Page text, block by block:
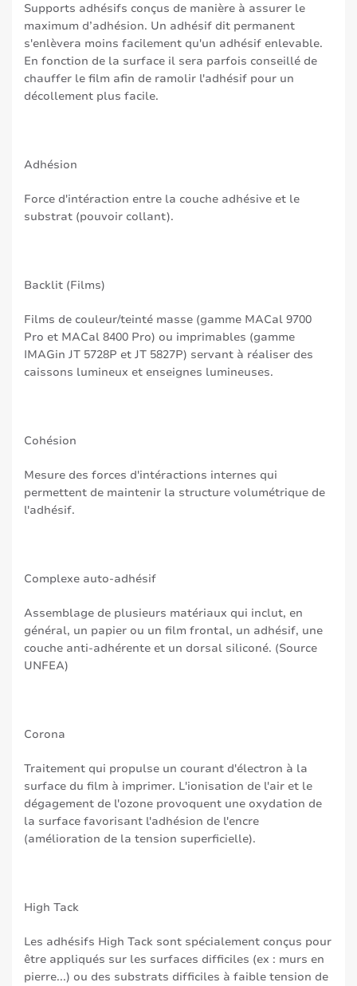
Supports adhésifs conçus de manière à assurer le
maximum d’adhésion. Un adhésif dit permanent
s'enlèvera moins facilement qu'un adhésif enlevable.
En fonction de la surface il sera parfois conseillé de
chauffer le film afin de ramolir l'adhésif pour un
décollement plus facile.
Adhésion
Force d'intéraction entre la couche adhésive et le
substrat (pouvoir collant).
Backlit (Films)
Films de couleur/teinté masse (gamme MACal 9700
Pro et MACal 8400 Pro) ou imprimables (gamme
IMAGin JT 5728P et JT 5827P) servant à réaliser des
caissons lumineux et enseignes lumineuses.
Cohésion
Mesure des forces d'intéractions internes qui
permettent de maintenir la structure volumétrique de
l'adhésif.
Complexe auto-adhésif
Assemblage de plusieurs matériaux qui inclut, en
général, un papier ou un film frontal, un adhésif, une
couche anti-adhérente et un dorsal siliconé. (Source
UNFEA)
Corona
Traitement qui propulse un courant d'électron à la
surface du film à imprimer. L'ionisation de l'air et le
dégagement de l'ozone provoquent une oxydation de
la surface favorisant l'adhésion de l'encre
(amélioration de la tension superficielle).
High Tack
Les adhésifs High Tack sont spécialement conçus pour
être appliqués sur les surfaces difficiles (ex : murs en
pierre...) ou des substrats difficiles à faible tension de